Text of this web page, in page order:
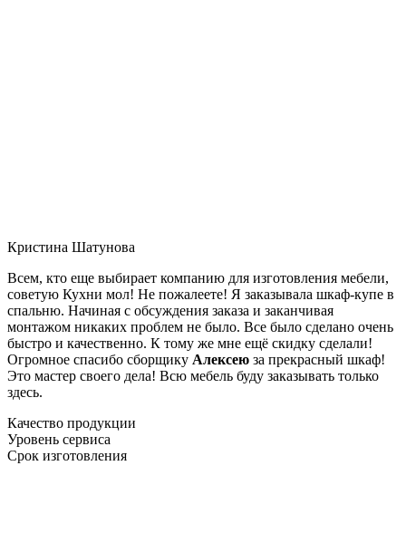
Кристина Шатунова
Всем, кто еще выбирает компанию для изготовления мебели,
советую Кухни мол! Не пожалеете! Я заказывала шкаф-купе в
спальню. Начиная с обсуждения заказа и заканчивая
монтажом никаких проблем не было. Все было сделано очень
быстро и качественно. К тому же мне ещё скидку сделали!
Огромное спасибо сборщику Алексею за прекрасный шкаф!
Это мастер своего дела! Всю мебель буду заказывать только
здесь.
Качество продукции
Уровень сервиса
Срок изготовления